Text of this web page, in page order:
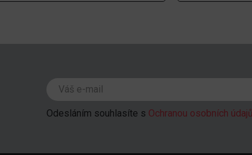
Odesláním souhlasíte s Ochranou osobních údajů